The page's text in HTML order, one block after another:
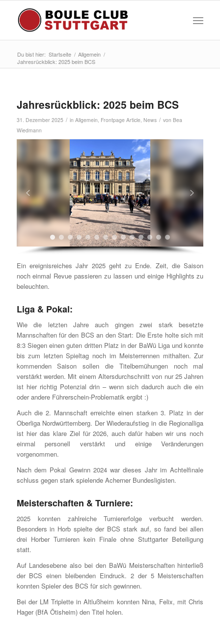
Du bist hier: Startseite / Allgemein /
Jahresrückblick: 2025 beim BCS
Jahresrückblick: 2025 beim BCS
31. Dezember 2025 / in Allgemein, Frontpage Article, News / von Bea
Wiedmann
Ein ereignisreiches Jahr 2025 geht zu Ende. Zeit, die Saison
noch einmal Revue passieren zu lassen und einige Highlights zu
beleuchten.
Liga & Pokal:
Wie die letzten Jahre auch gingen zwei stark besetzte
Mannschaften für den BCS an den Start: Die Erste holte sich mit
8:3 Siegen einen guten dritten Platz in der BaWü Liga und konnte
bis zum letzten Spieltag noch im Meisterrennen mithalten. Zur
kommenden Saison sollen die Titelbemühungen noch mal
verstärkt werden. Mit einem Altersdurchschnitt von nur 25 Jahren
ist hier richtig Potenzial drin – wenn sich dadurch auch die ein
oder andere Führerschein-Problematik ergibt :)
Auch die 2. Mannschaft erreichte einen starken 3. Platz in der
Oberliga Nordwürttemberg. Der Wiederaufstieg in die Regionalliga
ist hier das klare Ziel für 2026, auch dafür haben wir uns noch
einmal personell verstärkt und einige Veränderungen
vorgenommen.
Nach dem Pokal Gewinn 2024 war dieses Jahr im Achtelfinale
schluss gegen stark spielende Acherner Bundesligisten.
Meisterschaften & Turniere:
2025 konnten zahlreiche Turniererfolge verbucht werden.
Besonders in Horb spielte der BCS stark auf, so fand bei allen
drei Horber Turnieren kein Finale ohne Stuttgarter Beteiligung
statt.
Auf Landesebene also bei den BaWü Meisterschaften hinterließ
der BCS einen bleibenden Eindruck. 2 der 5 Meisterschaften
konnten Spieler des BCS für sich gewinnen.
Bei der LM Triplette in Altlußheim konnten Nina, Felix, mit Chris
Hager (BfA Ötisheim) den Titel holen.